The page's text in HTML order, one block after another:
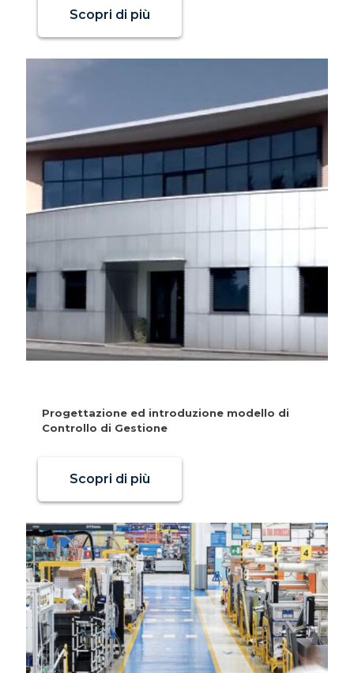
Scopri di più
Progettazione ed introduzione modello di
Controllo di Gestione
Scopri di più